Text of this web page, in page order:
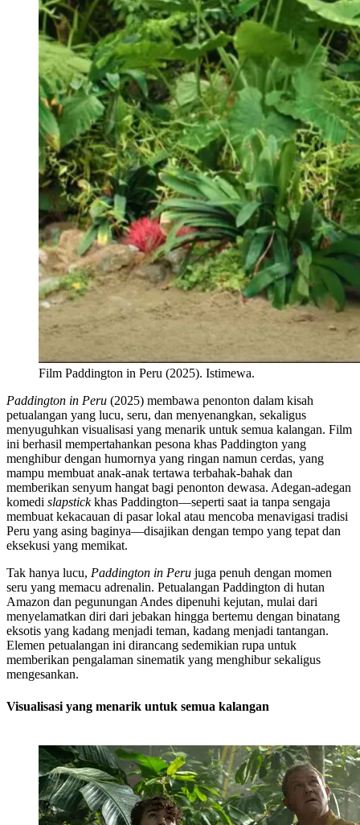
Film Paddington in Peru (2025). Istimewa.
Paddington in Peru (2025) membawa penonton dalam kisah
petualangan yang lucu, seru, dan menyenangkan, sekaligus
menyuguhkan visualisasi yang menarik untuk semua kalangan. Film
ini berhasil mempertahankan pesona khas Paddington yang
menghibur dengan humornya yang ringan namun cerdas, yang
mampu membuat anak-anak tertawa terbahak-bahak dan
memberikan senyum hangat bagi penonton dewasa. Adegan-adegan
komedi slapstickkhas Paddington—seperti saat ia tanpa sengaja
membuat kekacauan di pasar lokal atau mencoba menavigasi tradisi
Peru yang asing baginya—disajikan dengan tempo yang tepat dan
eksekusi yang memikat.
Tak hanya lucu, Paddington in Peru juga penuh dengan momen
seru yang memacu adrenalin. Petualangan Paddington di hutan
Amazon dan pegunungan Andes dipenuhi kejutan, mulai dari
menyelamatkan diri dari jebakan hingga bertemu dengan binatang
eksotis yang kadang menjadi teman, kadang menjadi tantangan.
Elemen petualangan ini dirancang sedemikian rupa untuk
memberikan pengalaman sinematik yang menghibur sekaligus
mengesankan.
Visualisasi yang menarik untuk semua kalangan